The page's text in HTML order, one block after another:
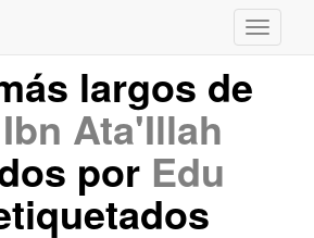
largos de
Ata'Illah
por Edu